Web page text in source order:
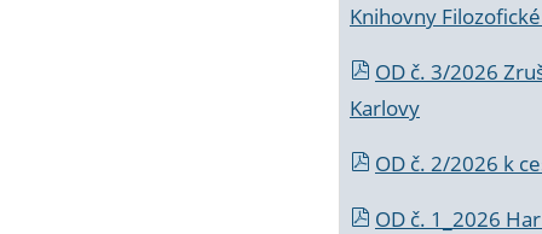
Knihovny
OD č. 3/2026
Karlovy
OD č. 2/2026 k
OD č. 1_2026